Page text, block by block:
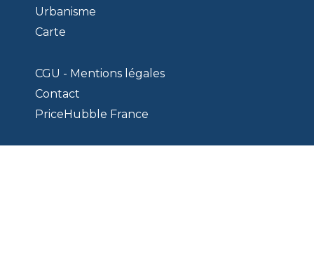
Urbanisme
Carte
CGU - Mentions légales
Contact
PriceHubble France